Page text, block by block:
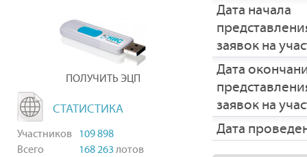
ПОЛУЧИТЬ ЭЦП
СТАТИСТИКА
Участников 109 898
Всего
168 263 лотов
Дата начала
заявок на
Дата
заявок на
Дата